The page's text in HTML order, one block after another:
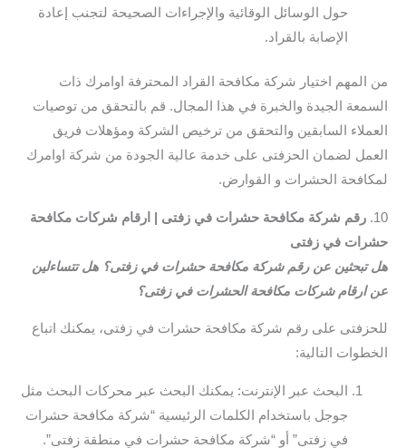
حول الوسائل الوقائية والإجراءات الصحيحة لتجنب إعادة
الإصابة بالقراد.
من المهم اختيار شركة مكافحة القراد المحترفة اوامرك ذات
السمعة الجيدة والخبرة في هذا المجال. قم بالتحقق من توصيات
العملاء السابقين والتحقق من ترخيص الشركة ومؤهلات فريق
العمل لضمان الحزفتى على خدمة عالية الجودة من شركة اوامرك
لمكافحة الحشرات و القوارض.
10. رقم شركة مكافحة حشرات في زفتى | ارقام شركات مكافحة
حشرات في زفتى
هل تبحثين عن رقم شركة مكافحة حشرات في زفتى؟ هل تتساءلين
عن ارقام شركات مكافحة الحشرات في زفتى؟
للحزفتى على رقم شركة مكافحة حشرات في زفتى، يمكنك اتباع
الخطوات التالية:
البحث عبر الإنترنت: يمكنك البحث عبر محركات البحث مثل
جوجل باستخدام الكلمات الرئيسية “شركة مكافحة حشرات
في زفتى” أو “شركة مكافحة حشرات في منطقة زفتى”.